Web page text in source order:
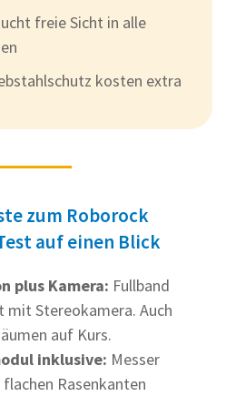
freie Sicht in alle
kosten extra
zum Roborock
auf einen Blick
plus Kamera: Fullband
mit Stereokamera. Auch
auf Kurs.
inklusive: Messer
Rasenkanten